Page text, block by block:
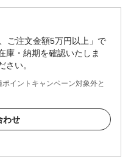
ご注文金額5万円以上」で
庫・納期を確認いたしま
さい。
イントキャンペーン対象外と
わせ